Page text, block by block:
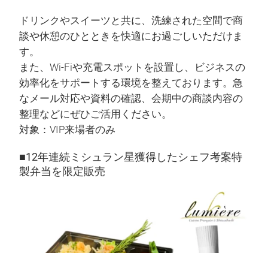
ドリンクやスイーツと共に、洗練された空間で商
談や休憩のひとときを快適にお過ごしいただけま
す。
また、Wi-Fiや充電スポットを設置し、ビジネスの
効率化をサポートする環境を整えております。急
なメール対応や資料の確認、会期中の商談内容の
整理などにぜひご活用ください。
対象：VIP来場者のみ
■12年連続ミシュラン星獲得したシェフ考案特
製弁当を限定販売